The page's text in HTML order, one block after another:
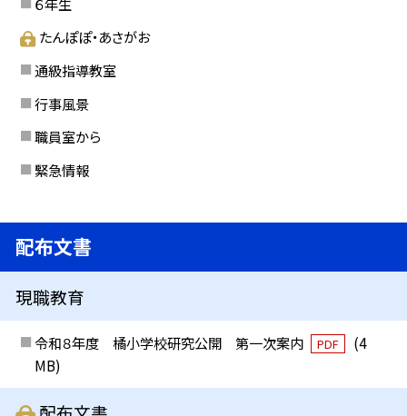
たんぽぽ・あさがお
通級指導教室
行事風景
職員室から
緊急情報
配布文書
現職教育
令和８年度 橘小学校研究公開 第一次案内 PDF
(4
MB)